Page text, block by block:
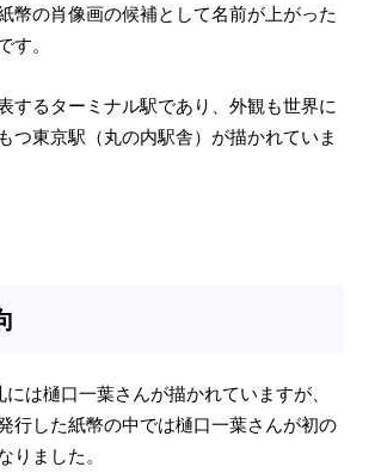
幣の肖像画の候補として名前が上がった
す。
するターミナル駅であり、外観も世界に
つ東京駅（丸の内駅舎）が描かれていま
は樋口一葉さんが描かれていますが、
行した紙幣の中では樋口一葉さんが初の
りました。